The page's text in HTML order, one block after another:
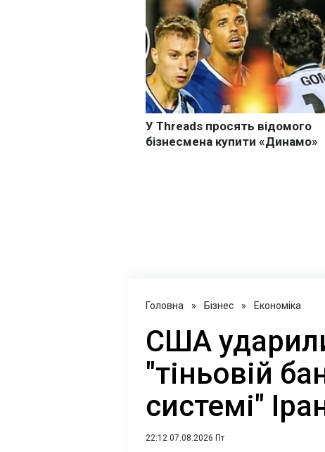
Головна » Бізнес » Економіка
США
"тіньовій
системі"
22:12 07.08.2026 Пт